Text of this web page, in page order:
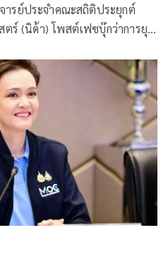
รย์ประจำคณะสถิติประยุกต์
(นิด้า) โพสต์เฟซบุ๊กว่าการยุบ